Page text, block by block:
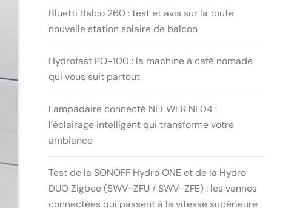
Bluetti Balco 260 : test et avis sur la toute
nouvelle station solaire de balcon
Hydrofast PO-100 : la machine à café nomade
qui vous suit partout.
Lampadaire connecté NEEWER NF04 :
l’éclairage intelligent qui transforme votre
ambiance
Test de la SONOFF Hydro ONE et de la Hydro
DUO Zigbee (SWV-ZFU / SWV-ZFE) : les vannes
connectées qui passent à la vitesse supérieure